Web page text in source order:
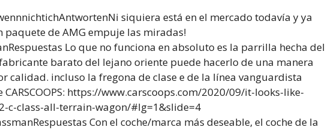
siquiera está en el mercado todavía y ya
paquete de AMG empuje las miradas!
Lo que no funciona en absoluto es la parrilla hecha del
barato del lejano oriente puede hacerlo de una manera
calidad. incluso la fregona de clase e de la línea vanguardista
https://www.carscoops.com/2020/09/it-looks-like-
c-class-all-terrain-wagon/#lg=1&slide=4
Con el coche/marca más deseable, el coche de la